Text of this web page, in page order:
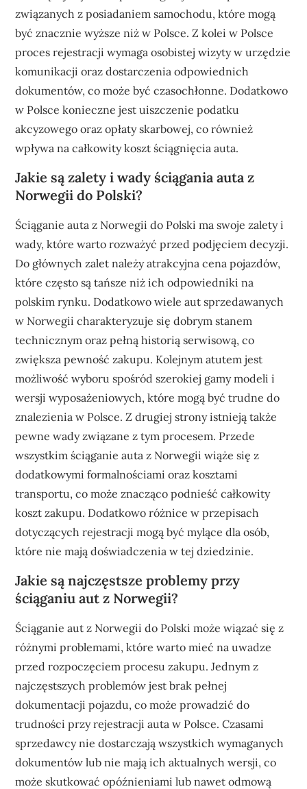
związanych z posiadaniem samochodu, które mogą
być znacznie wyższe niż w Polsce. Z kolei w Polsce
proces rejestracji wymaga osobistej wizyty w urzędzie
komunikacji oraz dostarczenia odpowiednich
dokumentów, co może być czasochłonne. Dodatkowo
w Polsce konieczne jest uiszczenie podatku
akcyzowego oraz opłaty skarbowej, co również
wpływa na całkowity koszt ściągnięcia auta.
Jakie są zalety i wady ściągania auta z
Norwegii do Polski?
Ściąganie auta z Norwegii do Polski ma swoje zalety i
wady, które warto rozważyć przed podjęciem decyzji.
Do głównych zalet należy atrakcyjna cena pojazdów,
które często są tańsze niż ich odpowiedniki na
polskim rynku. Dodatkowo wiele aut sprzedawanych
w Norwegii charakteryzuje się dobrym stanem
technicznym oraz pełną historią serwisową, co
zwiększa pewność zakupu. Kolejnym atutem jest
możliwość wyboru spośród szerokiej gamy modeli i
wersji wyposażeniowych, które mogą być trudne do
znalezienia w Polsce. Z drugiej strony istnieją także
pewne wady związane z tym procesem. Przede
wszystkim ściąganie auta z Norwegii wiąże się z
dodatkowymi formalnościami oraz kosztami
transportu, co może znacząco podnieść całkowity
koszt zakupu. Dodatkowo różnice w przepisach
dotyczących rejestracji mogą być mylące dla osób,
które nie mają doświadczenia w tej dziedzinie.
Jakie są najczęstsze problemy przy
ściąganiu aut z Norwegii?
Ściąganie aut z Norwegii do Polski może wiązać się z
różnymi problemami, które warto mieć na uwadze
przed rozpoczęciem procesu zakupu. Jednym z
najczęstszych problemów jest brak pełnej
dokumentacji pojazdu, co może prowadzić do
trudności przy rejestracji auta w Polsce. Czasami
sprzedawcy nie dostarczają wszystkich wymaganych
dokumentów lub nie mają ich aktualnych wersji, co
może skutkować opóźnieniami lub nawet odmową